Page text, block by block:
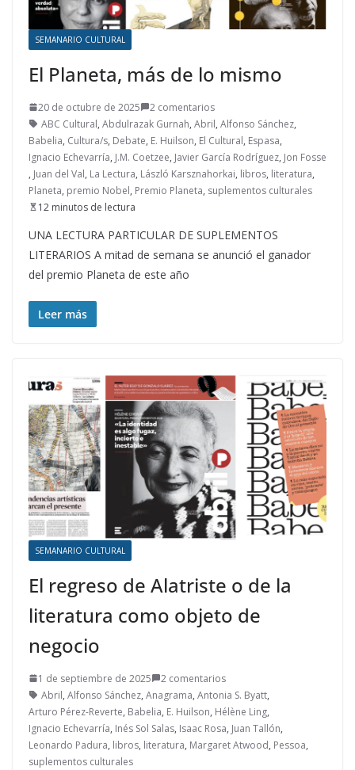
SEMANARIO CULTURAL
El Planeta, más de lo mismo
20 de octubre de 2025
2 comentarios
ABC Cultural, Abdulrazak Gurnah, Abril, Alfonso Sánchez,
Babelia, Cultura/s, Debate, E. Huilson, El Cultural, Espasa,
Ignacio Echevarría, J.M. Coetzee, Javier García Rodríguez, Jon Fosse
, Juan del Val, La Lectura, László Karsznahorkai, libros, literatura,
Planeta, premio Nobel, Premio Planeta, suplementos culturales
12 minutos de lectura
UNA LECTURA PARTICULAR DE SUPLEMENTOS
LITERARIOS A mitad de semana se anunció el ganador
del premio Planeta de este año
Leer más
SEMANARIO CULTURAL
El regreso de Alatriste o de la
literatura como objeto de
negocio
1 de septiembre de 2025
2 comentarios
Abril, Alfonso Sánchez, Anagrama, Antonia S. Byatt,
Arturo Pérez-Reverte, Babelia, E. Huilson, Hélène Ling,
Ignacio Echevarría, Inés Sol Salas, Isaac Rosa, Juan Tallón,
Leonardo Padura, libros, literatura, Margaret Atwood, Pessoa,
suplementos culturales